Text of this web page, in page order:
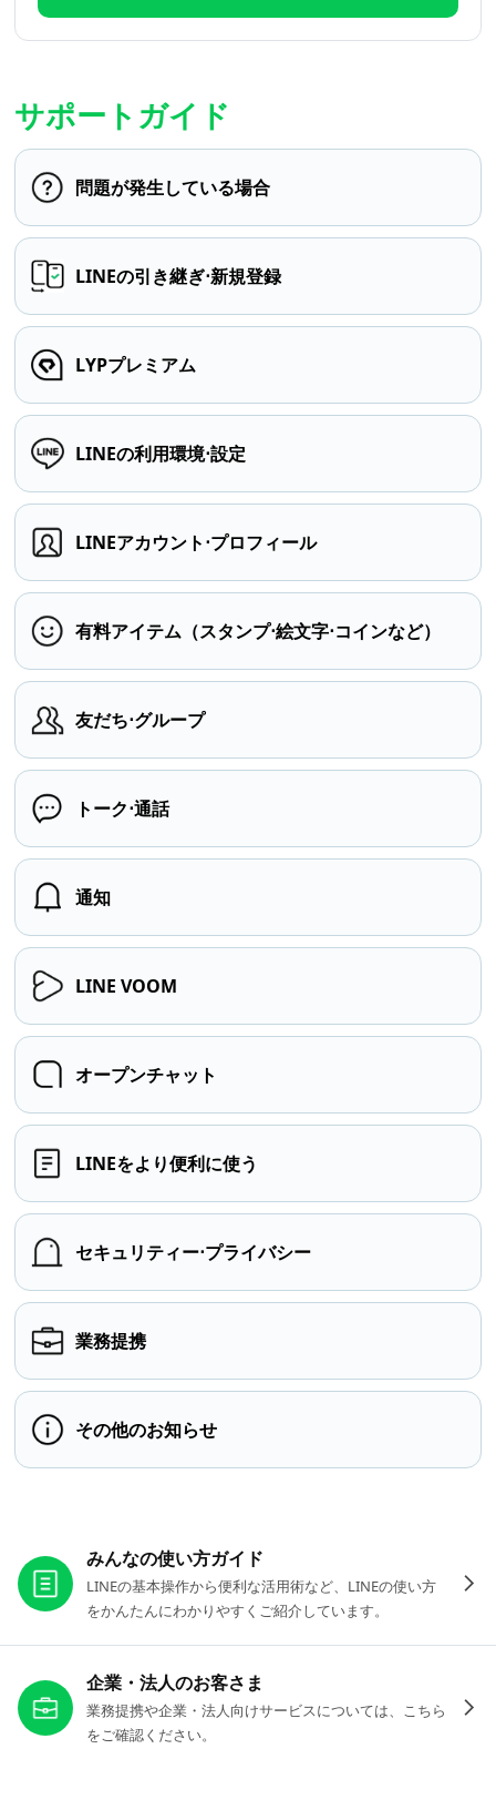
サポートガイド
問題が発生している場合
LINEの引き継ぎ⋅新規登録
LYPプレミアム
LINEの利用環境⋅設定
LINEアカウント⋅プロフィール
有料アイテム（スタンプ⋅絵文字⋅コインなど）
友だち⋅グループ
トーク⋅通話
通知
LINE VOOM
オープンチャット
LINEをより便利に使う
セキュリティー⋅プライバシー
業務提携
その他のお知らせ
みんなの使い方ガイド
LINEの基本操作から便利な活用術など、LINEの使い方
をかんたんにわかりやすくご紹介しています。
企業・法人のお客さま
業務提携や企業・法人向けサービスについては、こちら
をご確認ください。